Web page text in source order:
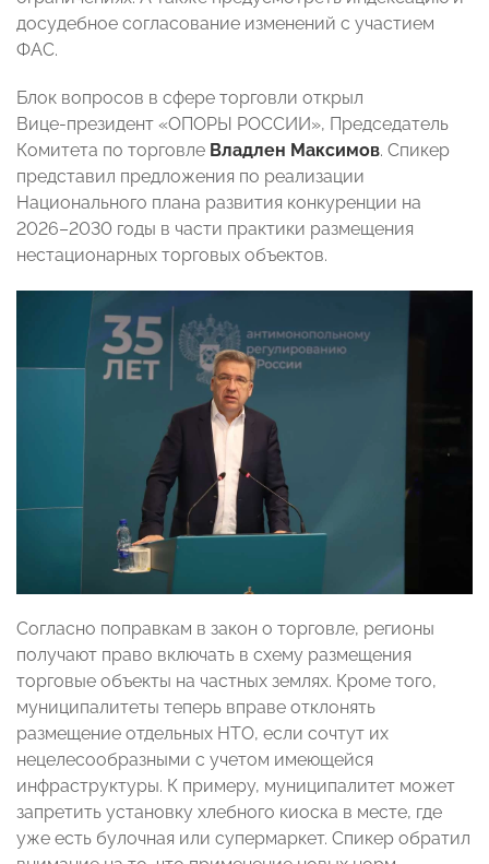
досудебное согласование изменений с участием
ФАС.
Блок вопросов в сфере торговли открыл
Вице‑президент «ОПОРЫ РОССИИ», Председатель
Комитета по торговле Владлен Максимов. Спикер
представил предложения по реализации
Национального плана развития конкуренции на
2026–2030 годы в части практики размещения
нестационарных торговых объектов.
Согласно поправкам в закон о торговле, регионы
получают право включать в схему размещения
торговые объекты на частных землях. Кроме того,
муниципалитеты теперь вправе отклонять
размещение отдельных НТО, если сочтут их
нецелесообразными с учетом имеющейся
инфраструктуры. К примеру, муниципалитет может
запретить установку хлебного киоска в месте, где
уже есть булочная или супермаркет. Спикер обратил